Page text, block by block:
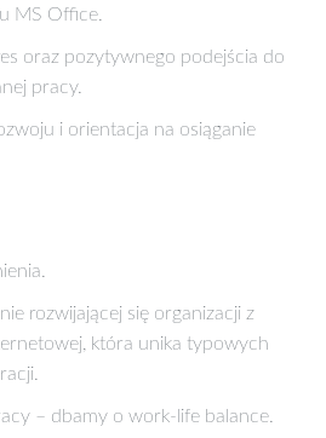
MS Office.
oraz pozytywnego podejścia do
pracy.
i orientacja na osiąganie
rozwijającej się organizacji z
która unika typowych
– dbamy o work-life balance.